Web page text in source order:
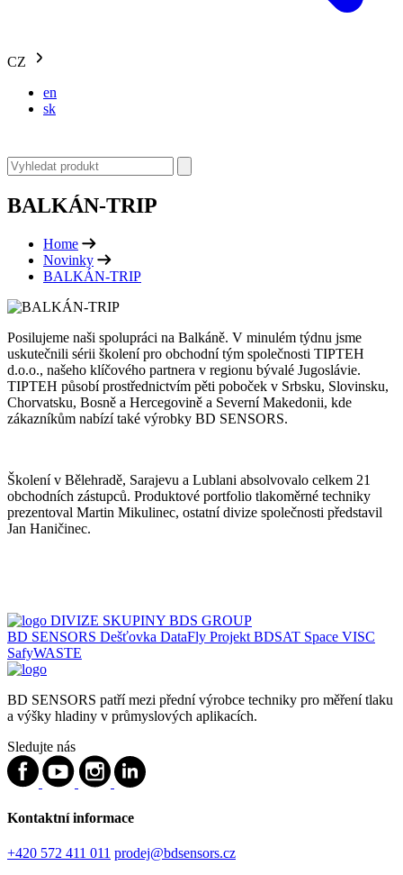
CZ
en
sk
BALKÁN-TRIP
Home
Novinky
BALKÁN-TRIP
Posilujeme naši spolupráci na Balkáně. V minulém týdnu jsme
uskutečnili sérii školení pro obchodní tým společnosti TIPTEH
d.o.o., našeho klíčového partnera v regionu bývalé Jugoslávie.
TIPTEH působí prostřednictvím pěti poboček v Srbsku, Slovinsku,
Chorvatsku, Bosně a Hercegovině a Severní Makedonii, kde
zákazníkům nabízí také výrobky BD SENSORS.
Školení v Bělehradě, Sarajevu a Lublani absolvovalo celkem 21
obchodních zástupců. Produktové portfolio tlakoměrné techniky
prezentoval Martin Mikulinec, ostatní divize společnosti představil
Jan Haničinec.
DIVIZE SKUPINY BDS GROUP
BD SENSORS Dešťovka DataFly Projekt BDSAT Space VISC
SafyWASTE
BD SENSORS patří mezi přední výrobce techniky pro měření tlaku
a výšky hladiny v průmyslových aplikacích.
Sledujte nás
Kontaktní informace
+420 572 411 011 prodej@bdsensors.cz